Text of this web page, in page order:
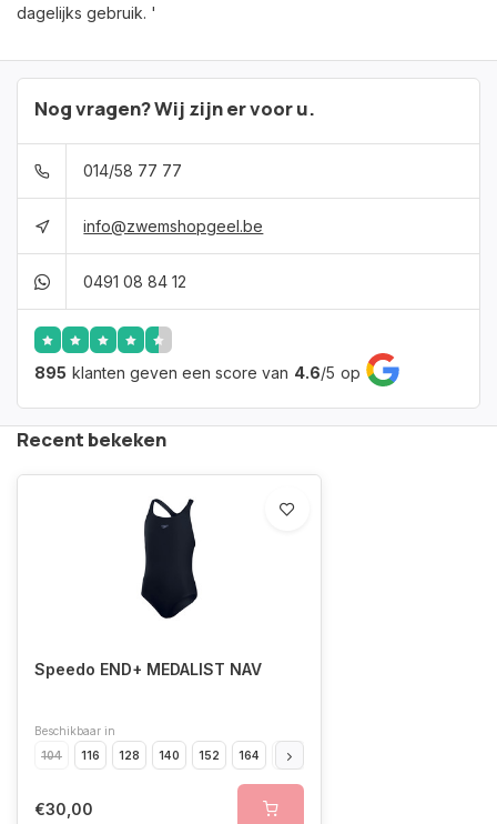
dagelijks gebruik. '
Nog vragen? Wij zijn er voor u.
014/58 77 77
info@zwemshopgeel.be
0491 08 84 12
895 klanten geven een score van 4.6/5 op
Recent bekeken
Speedo END+ MEDALIST NAV
Beschikbaar in
104
116 128 140 152 164 176
€30,00